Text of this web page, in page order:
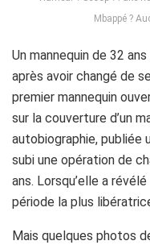
Mbappé ?
Un mannequin de 32
après avoir changé de
premier mannequin
sur la couverture d’un
autobiographie, publiée
subi une opération de
ans. Lorsqu’elle a
période la plus
Mais quelques photos